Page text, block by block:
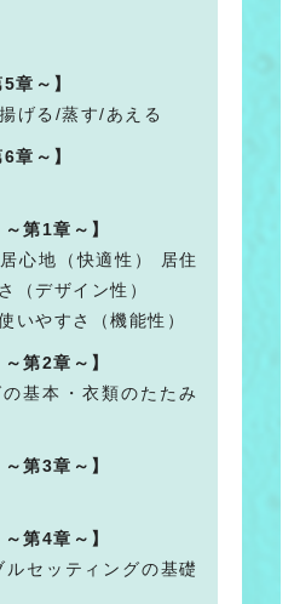
章～】
げる/蒸す/あえる
章～】
第1章～】
心地（快適性） 居住
（デザイン性）
いやすさ（機能性）
第2章～】
基本・衣類のたたみ
第3章～】
第4章～】
セッティングの基礎